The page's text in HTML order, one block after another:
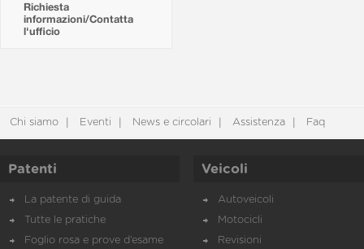
Richiesta
informazioni/Contatta
l'ufficio
Chi siamo Eventi News e circolari Assistenza Faq
Patenti
La patente di guida
Tutte le pratiche
Foglio rosa e prove d’esame
Veicoli
Autoveicoli
Motocicli
Revisioni